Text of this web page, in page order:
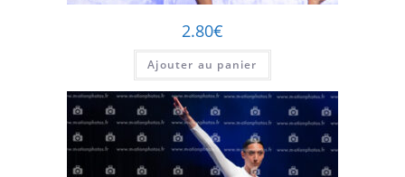
2.80€
Ajouter au panier